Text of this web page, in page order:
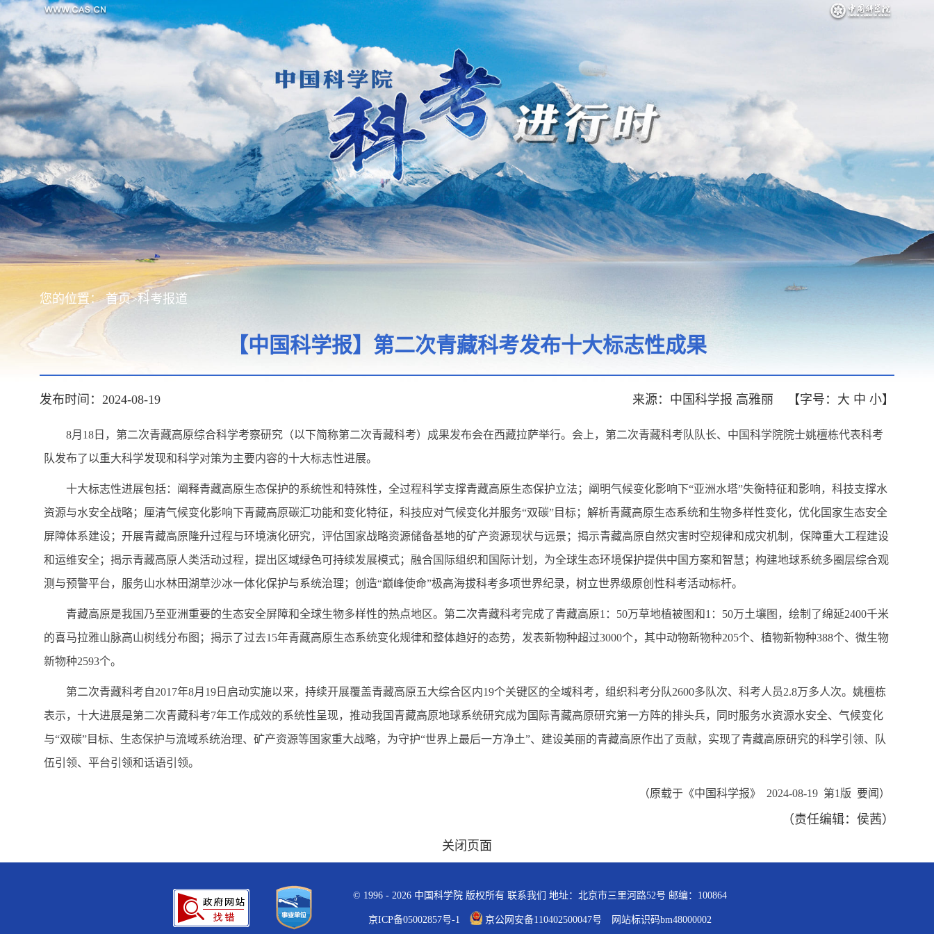
您的位置：首页>科考报道
【中国科学报】第二次青藏科考发布十大标志性成果
发布时间：2024-08-19 来源：中国科学报 高雅丽 【字号： 大 中 小】
8月18日，第二次青藏高原综合科学考察研究（以下简称第二次青藏科考）成果发布会在西藏拉萨举行。会上，第二次青藏科考队队长、中国科学院院士姚檀栋代表科考
队发布了以重大科学发现和科学对策为主要内容的十大标志性进展。
十大标志性进展包括：阐释青藏高原生态保护的系统性和特殊性，全过程科学支撑青藏高原生态保护立法；阐明气候变化影响下“亚洲水塔”失衡特征和影响，科技支撑水
资源与水安全战略；厘清气候变化影响下青藏高原碳汇功能和变化特征，科技应对气候变化并服务“双碳”目标；解析青藏高原生态系统和生物多样性变化，优化国家生态安全
屏障体系建设；开展青藏高原隆升过程与环境演化研究，评估国家战略资源储备基地的矿产资源现状与远景；揭示青藏高原自然灾害时空规律和成灾机制，保障重大工程建设
和运维安全；揭示青藏高原人类活动过程，提出区域绿色可持续发展模式；融合国际组织和国际计划，为全球生态环境保护提供中国方案和智慧；构建地球系统多圈层综合观
测与预警平台，服务山水林田湖草沙冰一体化保护与系统治理；创造“巅峰使命”极高海拔科考多项世界纪录，树立世界级原创性科考活动标杆。
青藏高原是我国乃至亚洲重要的生态安全屏障和全球生物多样性的热点地区。第二次青藏科考完成了青藏高原1：50万草地植被图和1：50万土壤图，绘制了绵延2400千米
的喜马拉雅山脉高山树线分布图；揭示了过去15年青藏高原生态系统变化规律和整体趋好的态势，发表新物种超过3000个，其中动物新物种205个、植物新物种388个、微生物
新物种2593个。
第二次青藏科考自2017年8月19日启动实施以来，持续开展覆盖青藏高原五大综合区内19个关键区的全域科考，组织科考分队2600多队次、科考人员2.8万多人次。姚檀栋
表示，十大进展是第二次青藏科考7年工作成效的系统性呈现，推动我国青藏高原地球系统研究成为国际青藏高原研究第一方阵的排头兵，同时服务水资源水安全、气候变化
与“双碳”目标、生态保护与流域系统治理、矿产资源等国家重大战略，为守护“世界上最后一方净土”、建设美丽的青藏高原作出了贡献，实现了青藏高原研究的科学引领、队
伍引领、平台引领和话语引领。
（原载于《中国科学报》 2024-08-19 第1版 要闻）
（责任编辑：侯茜）
关闭页面
© 1996 - 2026 中国科学院 版权所有 联系我们 地址：北京市三里河路52号 邮编：100864
京ICP备05002857号-1 京公网安备110402500047号 网站标识码bm48000002